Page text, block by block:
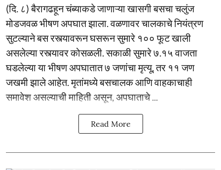
(दि. ८) बैरागढहून चंब्याकडे जाणाऱ्या खासगी बसचा चलुंज
मोडजवळ भीषण अपघात झाला. वळणावर चालकाचे नियंत्रण
सुटल्याने बस रस्त्यावरून घसरून सुमारे १०० फूट खाली
असलेल्या रस्त्यावर कोसळली. सकाळी सुमारे ७.१५ वाजता
घडलेल्या या भीषण अपघातात ७ जणांचा मृत्यू, तर ११ जण
जखमी झाले आहेत. मृतांमध्ये बसचालक आणि वाहकाचाही
समावेश असल्याची माहिती असून, अपघाताचे ...
Read More